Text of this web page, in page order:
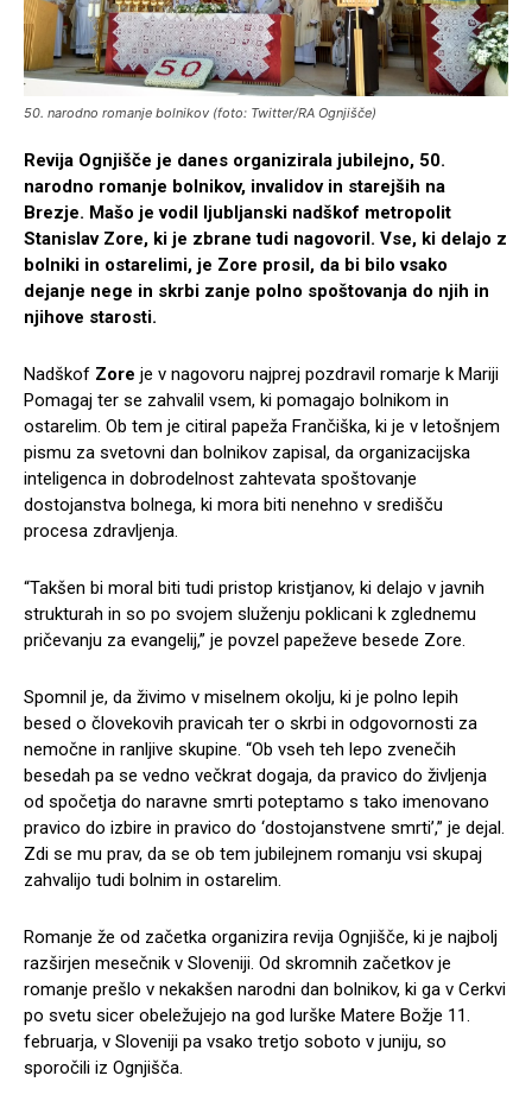
50. narodno romanje bolnikov (foto: Twitter/RA Ognjišče)
Revija Ognjišče je danes organizirala jubilejno, 50.
narodno romanje bolnikov, invalidov in starejših na
Brezje. Mašo je vodil ljubljanski nadškof metropolit
Stanislav Zore, ki je zbrane tudi nagovoril. Vse, ki delajo z
bolniki in ostarelimi, je Zore prosil, da bi bilo vsako
dejanje nege in skrbi zanje polno spoštovanja do njih in
njihove starosti.
Nadškof Zore je v nagovoru najprej pozdravil romarje k Mariji
Pomagaj ter se zahvalil vsem, ki pomagajo bolnikom in
ostarelim. Ob tem je citiral papeža Frančiška, ki je v letošnjem
pismu za svetovni dan bolnikov zapisal, da organizacijska
inteligenca in dobrodelnost zahtevata spoštovanje
dostojanstva bolnega, ki mora biti nenehno v središču
procesa zdravljenja.
“Takšen bi moral biti tudi pristop kristjanov, ki delajo v javnih
strukturah in so po svojem služenju poklicani k zglednemu
pričevanju za evangelij,” je povzel papeževe besede Zore.
Spomnil je, da živimo v miselnem okolju, ki je polno lepih
besed o človekovih pravicah ter o skrbi in odgovornosti za
nemočne in ranljive skupine. “Ob vseh teh lepo zvenečih
besedah pa se vedno večkrat dogaja, da pravico do življenja
od spočetja do naravne smrti poteptamo s tako imenovano
pravico do izbire in pravico do ‘dostojanstvene smrti’,” je dejal.
Zdi se mu prav, da se ob tem jubilejnem romanju vsi skupaj
zahvalijo tudi bolnim in ostarelim.
Romanje že od začetka organizira revija Ognjišče, ki je najbolj
razširjen mesečnik v Sloveniji. Od skromnih začetkov je
romanje prešlo v nekakšen narodni dan bolnikov, ki ga v Cerkvi
po svetu sicer obeležujejo na god lurške Matere Božje 11.
februarja, v Sloveniji pa vsako tretjo soboto v juniju, so
sporočili iz Ognjišča.